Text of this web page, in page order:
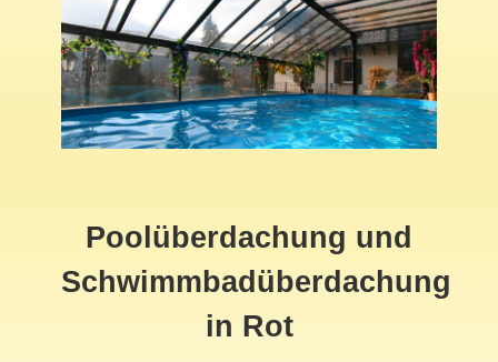
Poolüberdachung und
Schwimmbadüberdachung
in Rot